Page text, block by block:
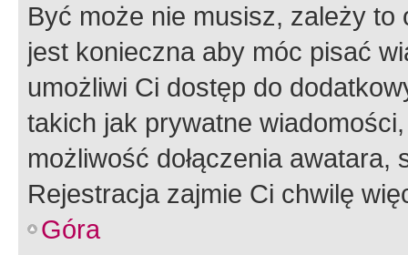
Być może nie musisz, zależy
jest konieczna aby móc pisać
umożliwi Ci dostęp do
takich jak prywatne
możliwość dołączenia
Rejestracja zajmie Ci chwilę
Góra